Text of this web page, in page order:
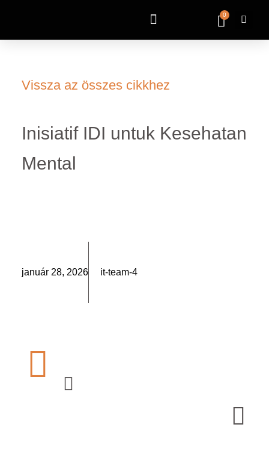
0
Vissza az összes cikkhez
Inisiatif IDI untuk Kesehatan
Mental
január 28, 2026 it-team-4